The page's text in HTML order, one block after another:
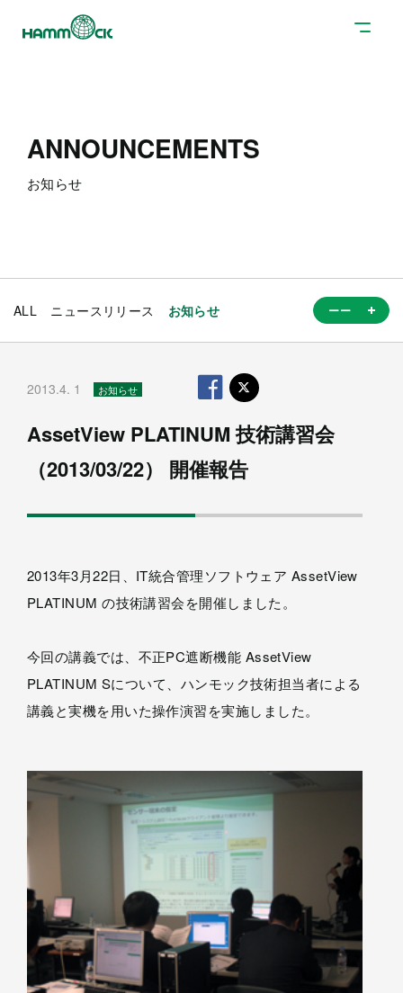
ANNOUNCEMENTS
お知らせ
2013.4. 1 お知らせ
AssetView PLATINUM 技術講習会
（2013/03/22） 開催報告
2013年3月22日、IT統合管理ソフトウェア AssetView
PLATINUM の技術講習会を開催しました。
今回の講義では、不正PC遮断機能 AssetView
PLATINUM Sについて、ハンモック技術担当者による
講義と実機を用いた操作演習を実施しました。
ALL ニュースリリース お知らせ